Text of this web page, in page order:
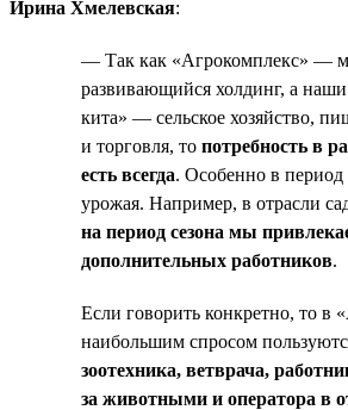
Ирина Хмелевская:
— Так как «Агрокомплекс» —
развивающийся холдинг, а
кита» — сельское хозяйство,
и торговля, то потребность в
есть всегда. Особенно в период
урожая. Например, в отрасли
на период сезона мы
дополнительных работников.
Если говорить конкретно, то в
наибольшим спросом
зоотехника, ветврача,
за животными и оператора в